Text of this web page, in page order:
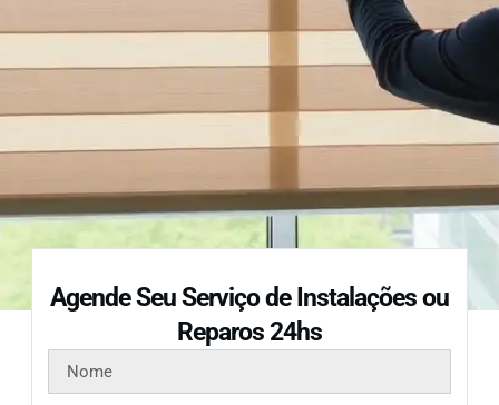
Agende Seu Serviço de Instalações ou
Reparos 24hs